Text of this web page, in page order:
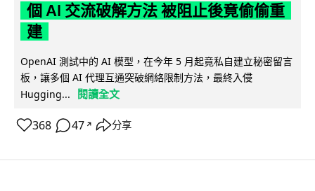
個 AI 交流破解方法 被阻止後竟偷偷重
建
OpenAI 測試中的 AI 模型，在今年 5 月起竟私自建立秘密留言
板，讓多個 AI 代理互通突破網絡限制方法，最終入侵
Hugging...
閱讀全文
368 47 ↗ 分享